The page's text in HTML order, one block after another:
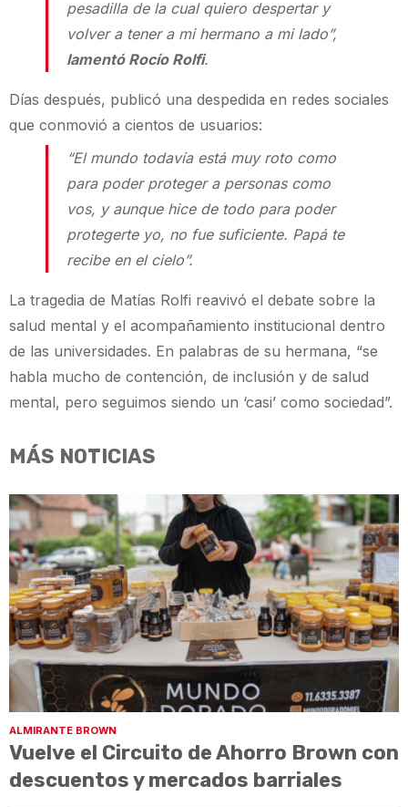
pesadilla de la cual quiero despertar y
volver a tener a mi hermano a mi lado”,
lamentó Rocío Rolfi.
Días después, publicó una despedida en redes sociales
que conmovió a cientos de usuarios:
“El mundo todavía está muy roto como
para poder proteger a personas como
vos, y aunque hice de todo para poder
protegerte yo, no fue suficiente. Papá te
recibe en el cielo”.
La tragedia de Matías Rolfi reavivó el debate sobre la
salud mental y el acompañamiento institucional dentro
de las universidades. En palabras de su hermana, “se
habla mucho de contención, de inclusión y de salud
mental, pero seguimos siendo un ‘casi’ como sociedad”.
MÁS NOTICIAS
ALMIRANTE BROWN
Vuelve el Circuito de Ahorro Brown con
descuentos y mercados barriales